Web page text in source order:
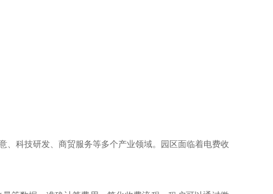
科技研发、商贸服务等多个产业领域。园区面临着电费收